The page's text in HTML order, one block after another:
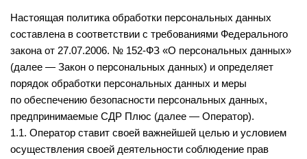
Настоящая политика обработки персональных данных
составлена в соответствии с требованиями Федерального
закона от 27.07.2006. № 152-ФЗ «О персональных данных»
(далее — Закон о персональных данных) и определяет
порядок обработки персональных данных и меры
по обеспечению безопасности персональных данных,
предпринимаемые СДР Плюс (далее — Оператор).
1.1. Оператор ставит своей важнейшей целью и условием
осуществления своей деятельности соблюдение прав